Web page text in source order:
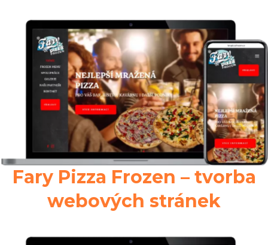
Fary Pizza Frozen – tvorba
webových stránek